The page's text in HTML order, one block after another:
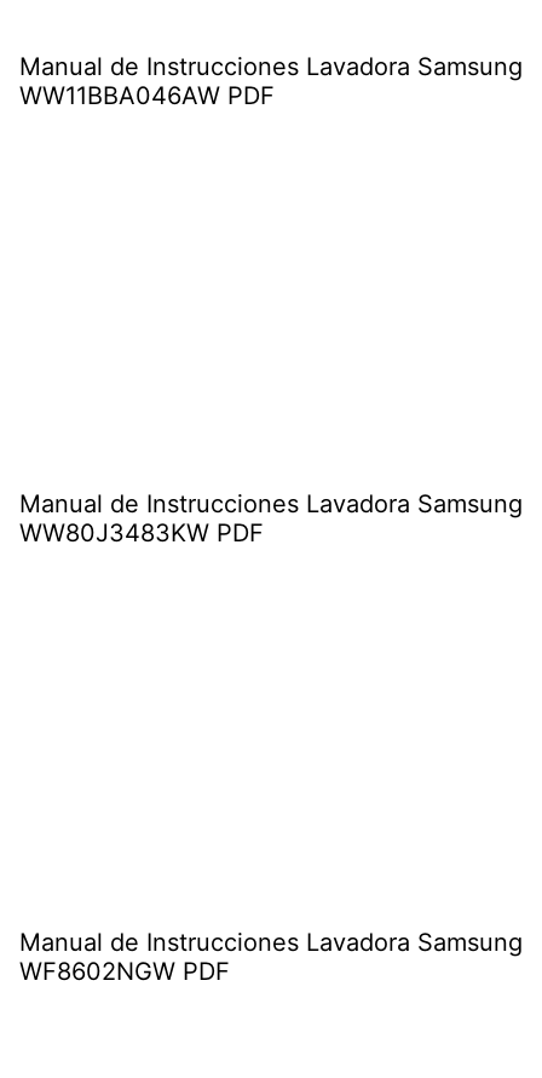
Manual de Instrucciones Lavadora Samsung
WW11BBA046AW PDF
Manual de Instrucciones Lavadora Samsung
WW80J3483KW PDF
Manual de Instrucciones Lavadora Samsung
WF8602NGW PDF